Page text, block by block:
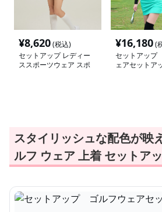
¥8,620(税込)
セットアップ レディー
ススポーツウェア スポ
¥16,180(
セットアッ
ェアセットア
スタイリッシュな配色が映
ルフ ウェア 上着 セットア